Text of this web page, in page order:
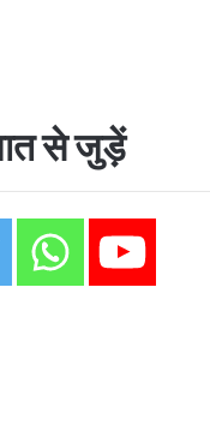
से जुड़ें